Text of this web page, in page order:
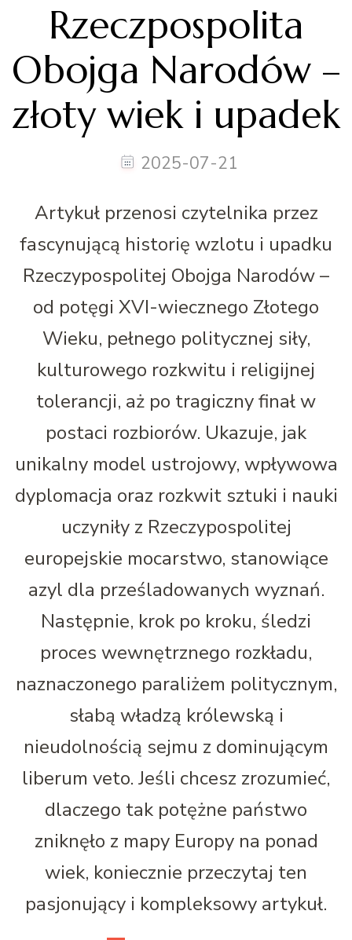
Rzeczpospolita
Obojga Narodów –
złoty wiek i upadek
2025-07-21
Artykuł przenosi czytelnika przez
fascynującą historię wzlotu i upadku
Rzeczypospolitej Obojga Narodów –
od potęgi XVI-wiecznego Złotego
Wieku, pełnego politycznej siły,
kulturowego rozkwitu i religijnej
tolerancji, aż po tragiczny finał w
postaci rozbiorów. Ukazuje, jak
unikalny model ustrojowy, wpływowa
dyplomacja oraz rozkwit sztuki i nauki
uczyniły z Rzeczypospolitej
europejskie mocarstwo, stanowiące
azyl dla prześladowanych wyznań.
Następnie, krok po kroku, śledzi
proces wewnętrznego rozkładu,
naznaczonego paraliżem politycznym,
słabą władzą królewską i
nieudolnością sejmu z dominującym
liberum veto. Jeśli chcesz zrozumieć,
dlaczego tak potężne państwo
zniknęło z mapy Europy na ponad
wiek, koniecznie przeczytaj ten
pasjonujący i kompleksowy artykuł.